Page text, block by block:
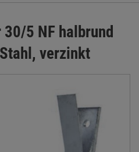
5 NF halbrund
verzinkt